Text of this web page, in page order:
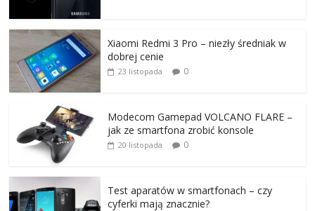
Xiaomi Redmi 3 Pro – niezły średniak w
dobrej cenie
23 listopada 0
Modecom Gamepad VOLCANO FLARE –
jak ze smartfona zrobić konsole
20 listopada 0
Test aparatów w smartfonach – czy
cyferki mają znacznie?